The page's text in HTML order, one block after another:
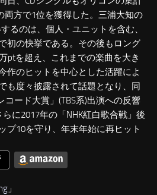
両方で1位を獲得した。三浦大知の
るのは、個人・ユニットを含む、
初の快挙である。その後もロング
ptを超え、これまでの楽曲を大き
作のヒットを中心とした活躍によ
も度々披露されて話題となり、同
ード大賞」(TBS系)出演への反響
に2017年の「NHK紅白歌合戦」後
プ10を守り、年末年始に再ヒット
」